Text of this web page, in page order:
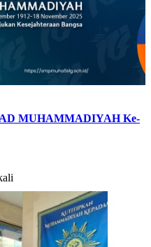
MUHAMMADIYAH Ke-